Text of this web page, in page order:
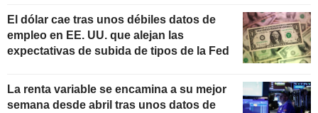
El dólar cae tras unos débiles datos de
empleo en EE. UU. que alejan las
expectativas de subida de tipos de la Fed
La renta variable se encamina a su mejor
semana desde abril tras unos datos de